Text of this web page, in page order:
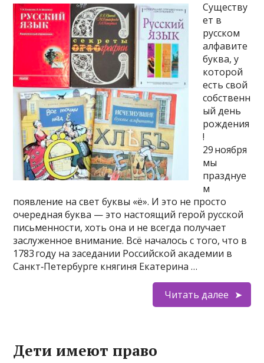
Существу
ет в
русском
алфавите
буква, у
которой
есть свой
собственн
ый день
рождения
!
29 ноября
мы
празднуе
м
появление на свет буквы «ё». И это не просто
очередная буква — это настоящий герой русской
письменности, хоть она и не всегда получает
заслуженное внимание. Всё началось с того, что в
1783 году на заседании Российской академии в
Санкт‑Петербурге княгиня Екатерина …
Читать далее
Дети имеют право